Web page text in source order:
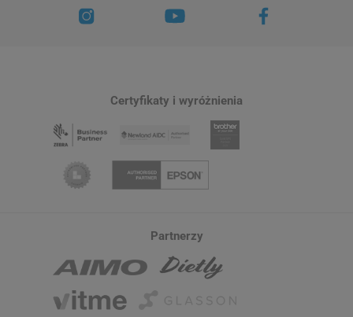
Certyfikaty i wyróżnienia
Partnerzy